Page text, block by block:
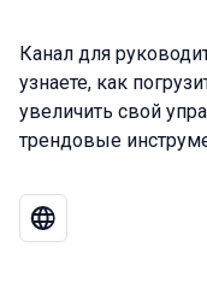
Канал для
узнаете, как
увеличить свой
трендовые